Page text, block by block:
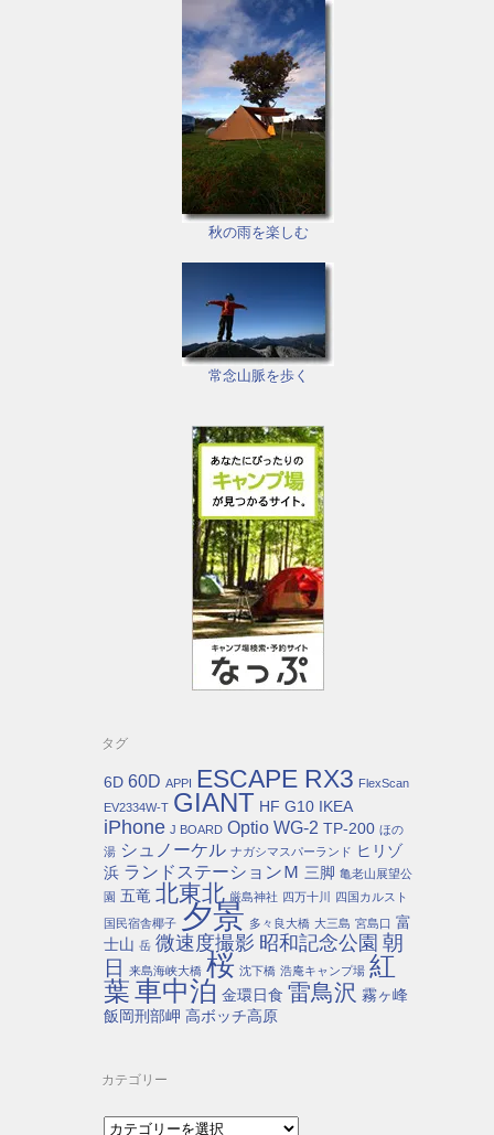
秋の雨を楽しむ
常念山脈を歩く
タグ
6D 60D APPI ESCAPE RX3 FlexScan
EV2334W-T GIANT HF G10 IKEA
iPhone J BOARD Optio WG-2 TP-200 ほの
湯 シュノーケル ナガシマスパーランド ヒリゾ
浜 ランドステーションＭ 三脚 亀老山展望公
園 五竜 北東北 厳島神社 四万十川
四国カルスト
国民宿舎椰子 夕景 多々良大橋 大三島 宮島口 富
士山 岳 微速度撮影 昭和記念公園 朝
日
来島海峡大橋 桜 沈下橋 浩庵キャンプ場 紅
葉車中泊 金環日食 雷鳥沢 霧ヶ峰
飯岡刑部岬 高ボッチ高原
カテゴリー
カ